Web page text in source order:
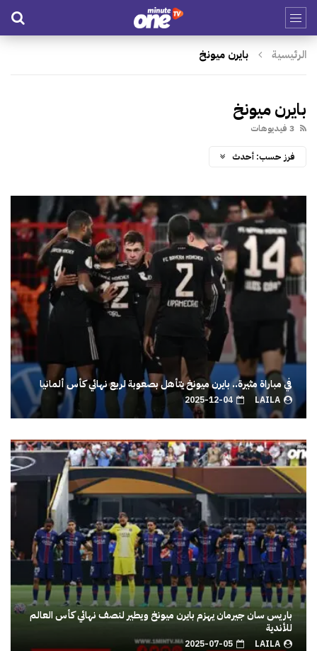
الرئيسية بايرن ميونخ
بايرن ميونخ
3 فيديوهات
فرز حسب: أحدث
في مباراة مثيرة.. بايرن ميونخ يتأهل بصعوبة لربع نهائي كأس ألمانيا
LAILA
2025-12-04
باريس سان جيرمان يهزم بايرن ميونخ ويطير لنصف نهائي كأس العالم
للأندية
LAILA
2025-07-05